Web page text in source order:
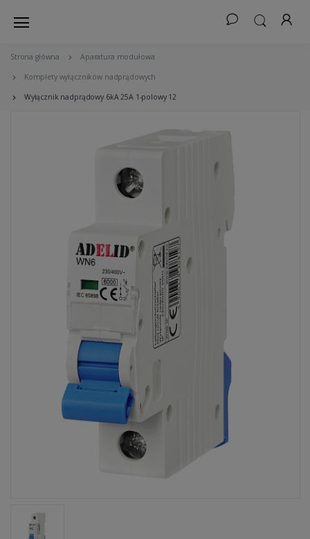
Strona główna Aparatura modułowa
Komplety wyłączników nadprądowych
Wyłącznik nadprądowy 6kA 25A 1-polowy 12